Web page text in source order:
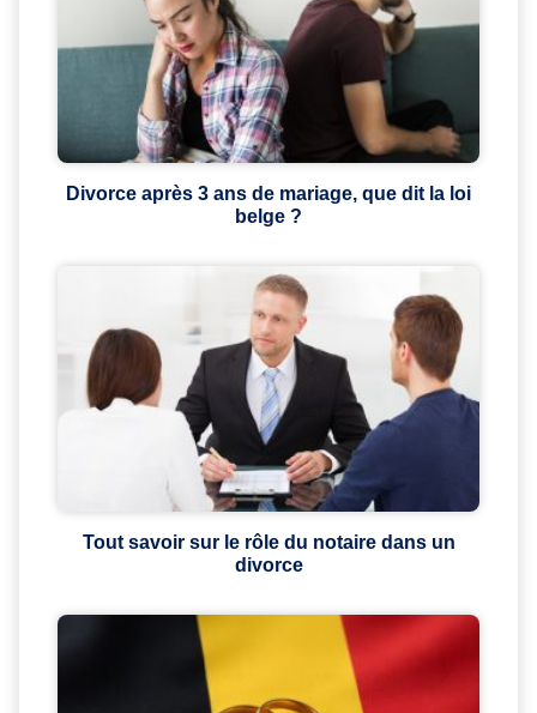
Divorce après 3 ans de mariage, que dit la loi
belge ?
Tout savoir sur le rôle du notaire dans un
divorce